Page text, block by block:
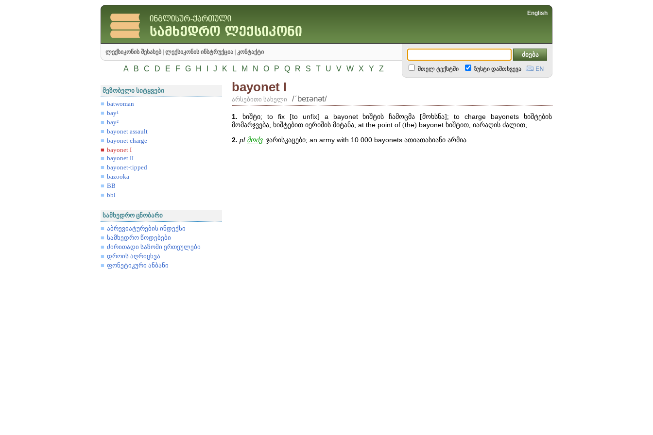
English
ლექსიკონის შესახებ ლექსიკონის ინსტრუქცია კონტაქტი
A B C D E F G H J K L M N O P Q R S T U V W X Y Z მთელ ტექსტში ზუსტი დამთხვევა
მეზობელი სიტყვები
batwoman
bay¹
bay²
bayonet assault
bayonet charge
bayonet I
bayonet II
bayonet-tipped
bazooka
BB
bbl
სამხედრო ცნობარი
აბრევიატურების ინდექსი
სამხედრო წოდებები
ძირითადი საზომი ერთეულები
დროის აღრიცხვა
ფონეტიკური ანბანი
bayonet I
არსებითი სახელი /ʹbeɪənət/
1. ხიშტი; to fix[to unfix] a bayonetხიშტის ჩამოცმა [მოხსნა];to charge bayonets ხიშტების
მომარჯვება; ხიშტებით იერიშის მიტანა; at the point of (the) bayonet ხიშტით, იარაღის ძალით;
2. pl მოძვ. ჯარისკაცები; an army with 10 000 bayonets ათიათასიანი არმია.